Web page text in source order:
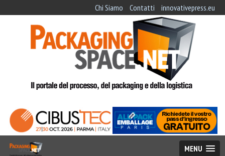
Chi Siamo Contatti innovativepress.eu
MENU